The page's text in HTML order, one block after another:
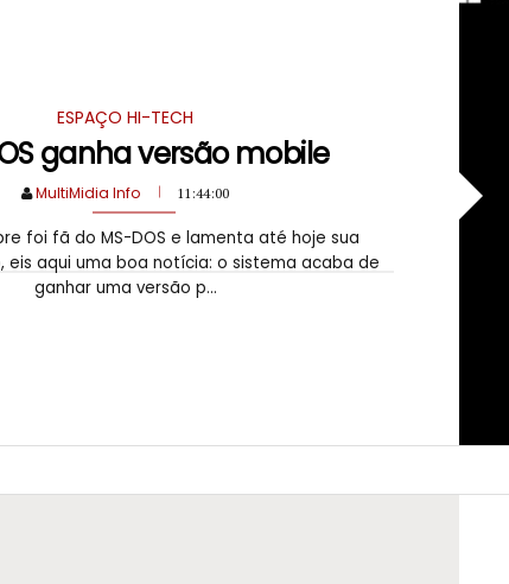
ESPAÇO HI-TECH
ganha versão mobile
MultiMidia Info 11:44:00
foi fã do MS-DOS e lamenta até hoje sua
eis aqui uma boa notícia: o sistema acaba de
ganhar uma versão p...